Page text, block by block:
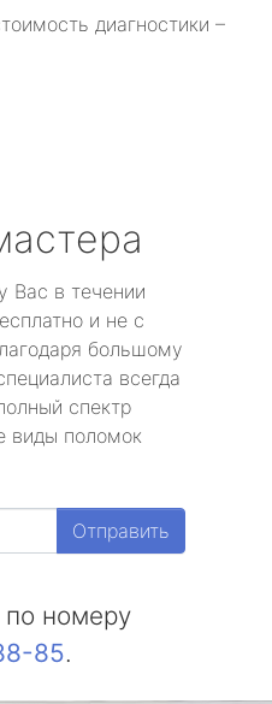
диагностики –
Вас в течении
и не с
большому
всегда
спектр
виды поломок
Отправить
по номеру
85.